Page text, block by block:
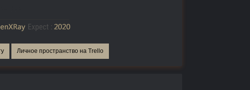
Личное пространство на Trello